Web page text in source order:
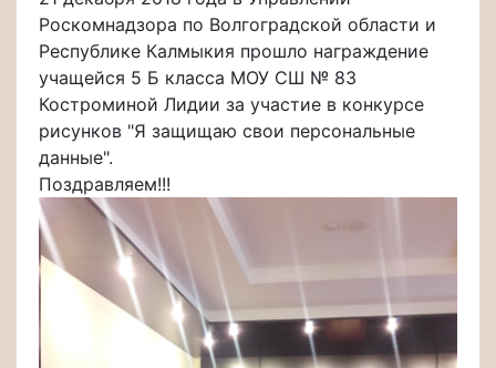
Роскомнадзора по Волгоградской области и
Республике Калмыкия прошло награждение
учащейся 5 Б класса МОУ СШ № 83
Костроминой Лидии за участие в конкурсе
рисунков "Я защищаю свои персональные
данные".
Поздравляем!!!